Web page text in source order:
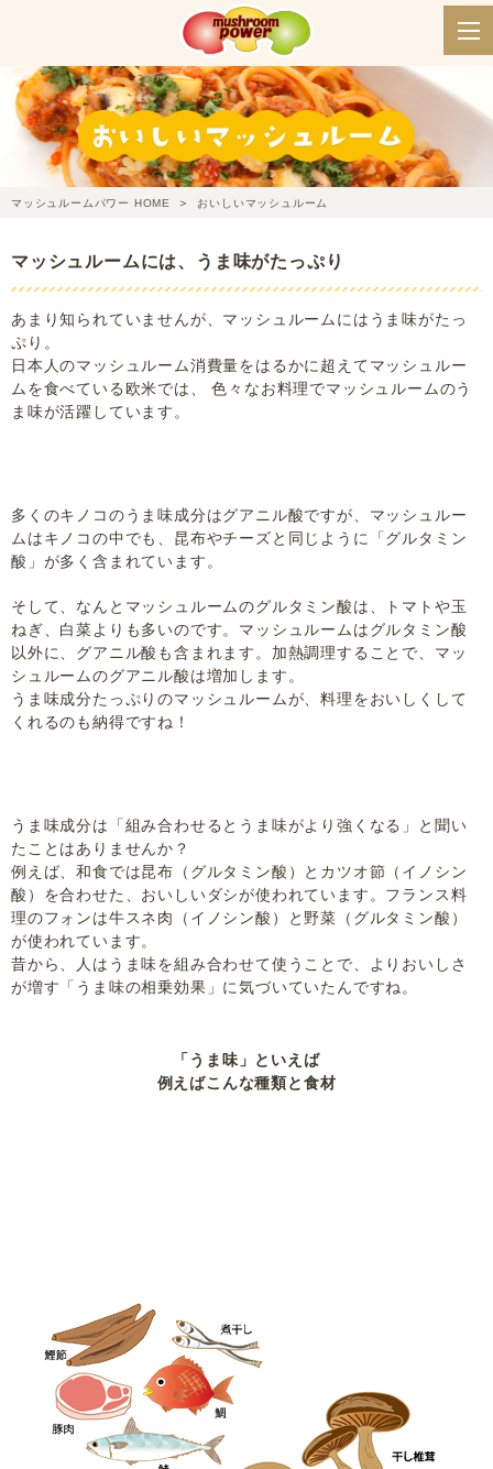
マッシュルームパワー HOME おいしいマッシュルーム
マッシュルームには、うま味がたっぷり
あまり知られていませんが、マッシュルームにはうま味がたっ
ぷり。
日本人のマッシュルーム消費量をはるかに超えてマッシュルー
ムを食べている欧米では、
色々なお料理でマッシュルームのう
ま味が活躍しています。
多くのキノコのうま味成分はグアニル酸ですが、マッシュルー
ムはキノコの中でも、昆布やチーズと同じように「グルタミン
酸」が多く含まれています。
そして、なんとマッシュルームのグルタミン酸は、トマトや玉
ねぎ、白菜よりも多いのです。マッシュルームはグルタミン酸
以外に、グアニル酸も含まれます。加熱調理することで、マッ
シュルームのグアニル酸は増加します。
うま味成分たっぷりのマッシュルームが、料理をおいしくして
くれるのも納得ですね！
うま味成分は「組み合わせるとうま味がより強くなる」と聞い
たことはありませんか？
例えば、和食では昆布（グルタミン酸）とカツオ節（イノシン
酸）を合わせた、おいしいダシが使われています。フランス料
理のフォンは牛スネ肉（イノシン酸）と野菜（グルタミン酸）
が使われています。
昔から、人はうま味を組み合わせて使うことで、よりおいしさ
が増す「うま味の相乗効果」に気づいていたんですね。
「うま味」といえば
例えばこんな種類と食材